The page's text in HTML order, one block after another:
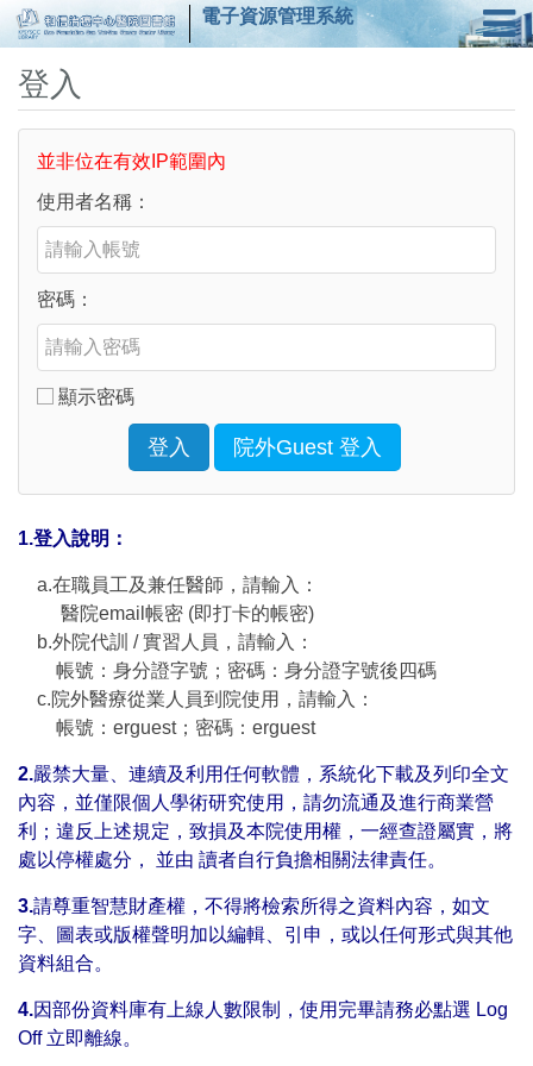
電子資源管理系統
登入
並非位在有效IP範圍內
使用者名稱：
密碼：
顯示密碼
登入 院外Guest 登入
1.登入說明：
a.在職員工及兼任醫師，請輸入：
醫院email帳密 (即打卡的帳密)
b.外院代訓 / 實習人員，請輸入：
帳號：身分證字號；密碼：身分證字號後四碼
c.院外醫療從業人員到院使用，請輸入：
帳號：erguest；密碼：erguest
2.嚴禁大量、連續及利用任何軟體，系統化下載及列印全文
內容，並僅限個人學術研究使用，請勿流通及進行商業營
利；違反上述規定，致損及本院使用權，一經查證屬實，將
處以停權處分， 並由 讀者自行負擔相關法律責任。
3.請尊重智慧財產權，不得將檢索所得之資料內容，如文
字、圖表或版權聲明加以編輯、引申，或以任何形式與其他
資料組合。
4.因部份資料庫有上線人數限制，使用完畢請務必點選 Log
Off 立即離線。